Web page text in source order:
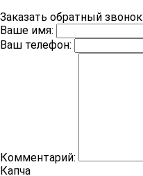
Заказать обратный звонок
Ваше имя:
Ваш телефон:
Комментарий:
Капча